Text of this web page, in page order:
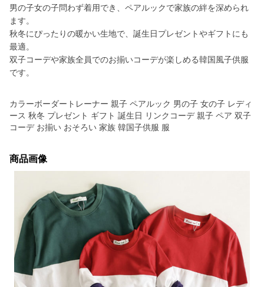
男の子女の子問わず着用でき、ペアルックで家族の絆を深められ
ます。
秋冬にぴったりの暖かい生地で、誕生日プレゼントやギフトにも
最適。
双子コーデや家族全員でのお揃いコーデが楽しめる韓国風子供服
です。
カラーボーダートレーナー 親子 ペアルック 男の子 女の子 レディ
ース 秋冬 プレゼント ギフト 誕生日 リンクコーデ 親子 ペア 双子
コーデ お揃い おそろい 家族 韓国子供服 服
商品画像